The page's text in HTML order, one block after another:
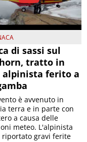
di sassi sul
tratto in
alpinista ferito a
è avvenuto in
terra e in parte con
a causa delle
meteo. L'alpinista
riportato gravi ferite